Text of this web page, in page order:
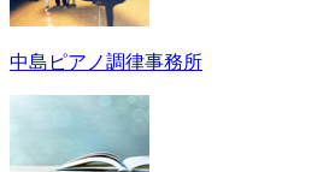
中島ピアノ調律事務所